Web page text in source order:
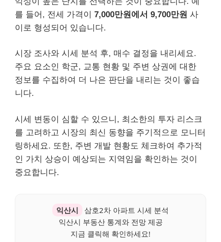
를 들어, 전세 가격이 7,000만원에서 9,700만원 사
이로 형성되어 있습니다.
시장 조사와 시세 분석 후, 매수 결정을 내리세요.
주요 요소인 학군, 교통 현황 및 주변 상권에 대한
정보를 수집하여 더 나은 판단을 내리는 것이 좋습
니다.
시세 변동이 심할 수 있으니, 최소한의 투자 리스크
를 고려하고 시장의 최신 동향을 주기적으로 모니터
링하세요. 또한, 주변 개발 현황도 체크하여 추가적
인 가치 상승이 예상되는 지역임을 확인하는 것이
중요합니다.
익산시
삼호2차 아파트 시세 분석
익산시 부동산 통계와 전망 제공
지금 클릭해 확인하세요!